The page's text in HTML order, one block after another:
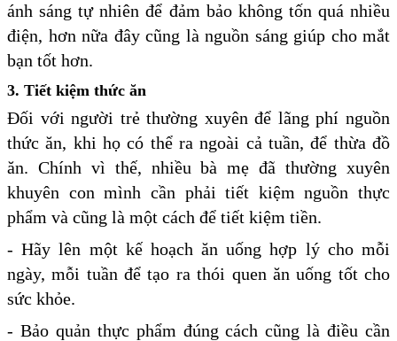
ánh sáng tự nhiên để đảm bảo không tốn quá nhiều
điện, hơn nữa đây cũng là nguồn sáng giúp cho mắt
bạn tốt hơn.
3. Tiết kiệm thức ăn
Đối với người trẻ thường xuyên để lãng phí nguồn
thức ăn, khi họ có thể ra ngoài cả tuần, để thừa đồ
ăn. Chính vì thế, nhiều bà mẹ đã thường xuyên
khuyên con mình cần phải tiết kiệm nguồn thực
phẩm và cũng là một cách để tiết kiệm tiền.
- Hãy lên một kế hoạch ăn uống hợp lý cho mỗi
ngày, mỗi tuần để tạo ra thói quen ăn uống tốt cho
sức khỏe.
- Bảo quản thực phẩm đúng cách cũng là điều cần